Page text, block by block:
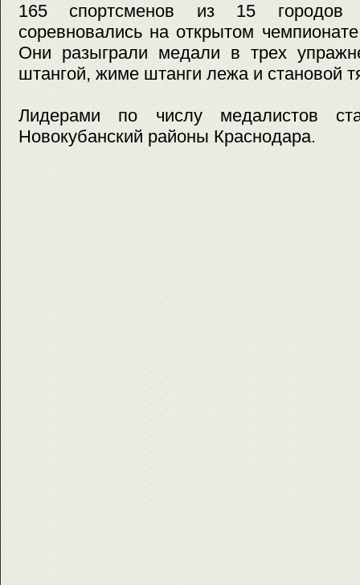
165 спортсменов из 15
соревновались на открытом
Они разыграли медали в трех
штангой, жиме штанги лежа и становой
Лидерами по числу медалистов
Новокубанский районы Краснодара.